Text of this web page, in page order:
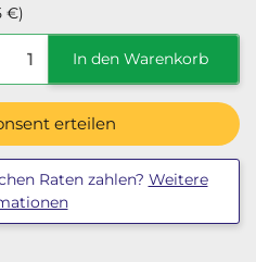
€)
In den Warenkorb
erteilen
Raten zahlen? Weitere